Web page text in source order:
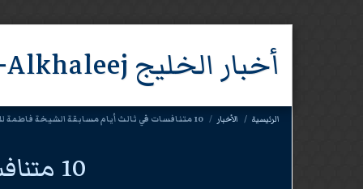
أخبار الخليج Akhbar-Alkhaleej
الرئيسية الأخبار 10 متنافسات في ثالث أيام مسابقة الشيخة فاطمة للقرآن
10 متنافسات في ثالث أيام مسابقة الشيخة فاطمة للقرآن